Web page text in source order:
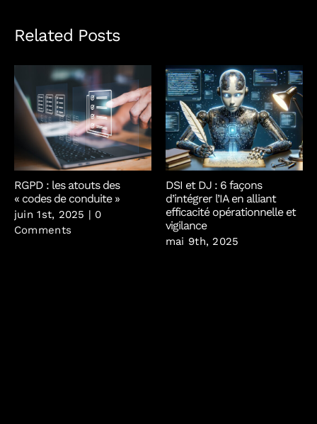
Related Posts
RGPD : les atouts des
« codes de conduite »
juin 1st, 2025 | 0
Comments
DSI et DJ : 6 façons
d’intégrer l’IA en alliant
efficacité opérationnelle et
vigilance
mai 9th, 2025